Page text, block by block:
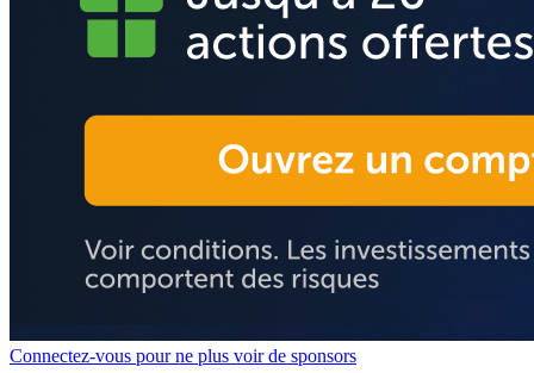
Connectez-vous pour ne plus voir de sponsors